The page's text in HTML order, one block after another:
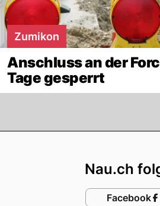
Zumikon
Anschluss an der
Tage gesperrt
Nau.ch
Facebook